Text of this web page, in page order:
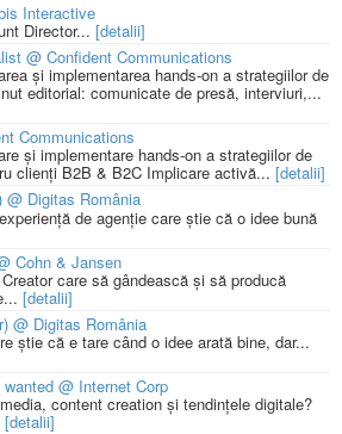
Interactive
Director... [detalii]
@ Confident Communications
și implementarea hands-on a strategiilor de
editorial: comunicate de presă, interviuri,...
Communications
și implementare hands-on a strategiilor de
clienți B2B & B2C Implicare activă... [detalii]
@ Digitas România
de agenție care știe că o idee bună
Cohn & Jansen
care să gândească și să producă
[detalii]
@ Digitas România
știe că e tare când o idee arată bine, dar...
@ Internet Corp
content creation și tendințele digitale?
[detalii]